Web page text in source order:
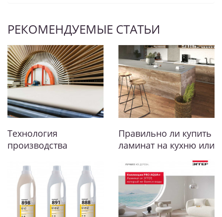
РЕКОМЕНДУЕМЫЕ СТАТЬИ
Технология
производства
напольных покрытий
(ламината)
Правильно ли купить
ламинат на кухню или